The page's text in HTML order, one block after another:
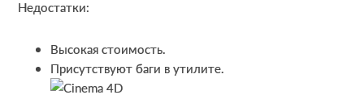
Недостатки:
Высокая стоимость.
Присутствуют баги в утилите.